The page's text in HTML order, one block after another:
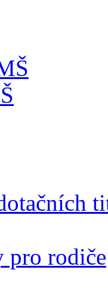
pro rodiče